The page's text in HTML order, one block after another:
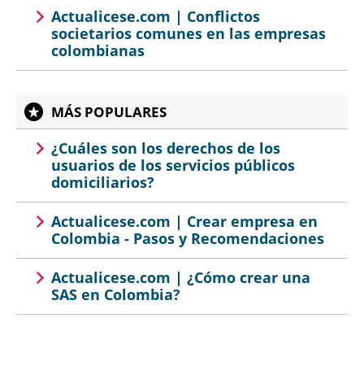
Actualicese.com | Conflictos
societarios comunes en las empresas
colombianas
MÁS POPULARES
¿Cuáles son los derechos de los
usuarios de los servicios públicos
domiciliarios?
Actualicese.com | Crear empresa en
Colombia - Pasos y Recomendaciones
Actualicese.com | ¿Cómo crear una
SAS en Colombia?